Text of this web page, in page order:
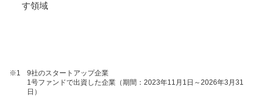
す領域
※1
9社のスタートアップ企業
1号ファンドで出資した企業（期間：2023年11月1日～2026年3月31
日）